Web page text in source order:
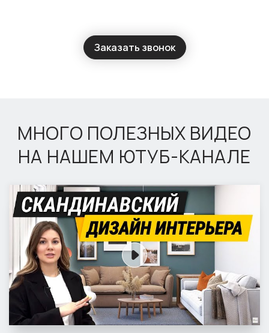
Заказать звонок
МНОГО ПОЛЕЗНЫХ ВИДЕО
НА НАШЕМ ЮТУБ-КАНАЛЕ